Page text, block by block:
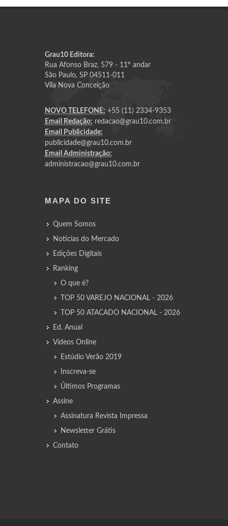
Grau10 Editora:
Rua Afonso Braz, 579 - 11º andar
São Paulo, SP 04511-011
Vila Nova Conceição
NOVO TELEFONE: +55 (11) 2334-9353
Email Redação: redacao@grau10.com.br
Email Publicidade:
publicidade@grau10.com.br
Email Administração:
administracao@grau10.com.br
MAPA DO SITE
Quem Somos
Notícias do Mercado
Edições Digitais
Ranking
O que é?
TOP 50 VAREJO NACIONAL - 2026
TOP 50 ATACADO NACIONAL - 2026
Ed. Anual
Vídeos Online
Estúdio Verão 2019
Inscreva-se
Últimos Programas
Assine
Assinatura Revista Impressa
Newsletter Grátis
Contato